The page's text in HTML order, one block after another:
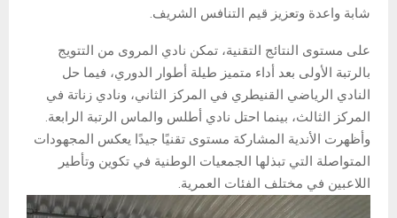
شابة واعدة وتعزيز قيم التنافس الشريف.
على مستوى النتائج التقنية، تمكن نادي المروى من التتويج
بالرتبة الأولى بعد أداء متميز طيلة أطوار الدوري، فيما حل
النادي الرياضي القنيطري في المركز الثاني، ونادي زناتة في
المركز الثالث، بينما احتل نادي أطلس والماس الرتبة الرابعة.
وأظهرت الأندية المشاركة مستوى تقنيًا جيدًا يعكس المجهودات
المتواصلة التي تبذلها الجمعيات الوطنية في تكوين وتأطير
اللاعبين في مختلف الفئات العمرية.